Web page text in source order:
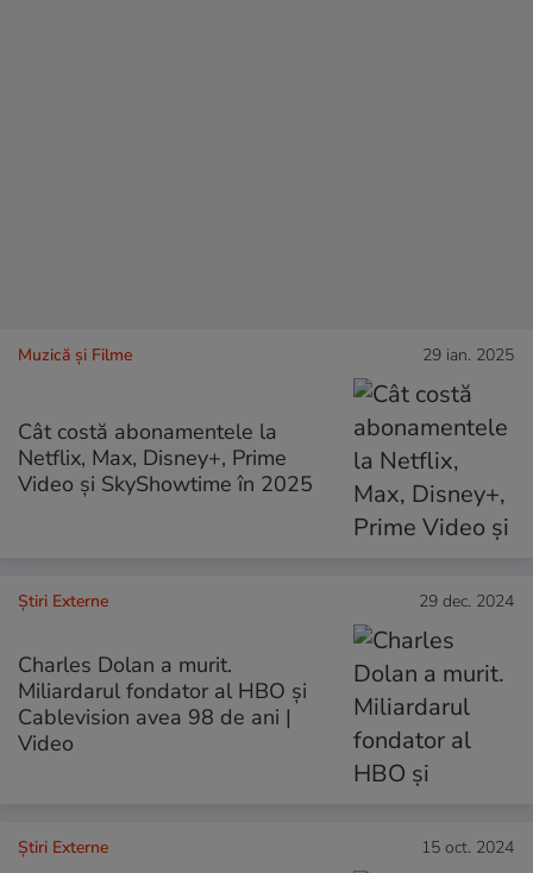
Muzică și Filme 29 ian. 2025
Cât costă abonamentele la
Netflix, Max, Disney+, Prime
Video şi SkyShowtime în 2025
Știri Externe 29 dec. 2024
Charles Dolan a murit.
Miliardarul fondator al HBO și
Cablevision avea 98 de ani |
Video
Știri Externe 15 oct. 2024